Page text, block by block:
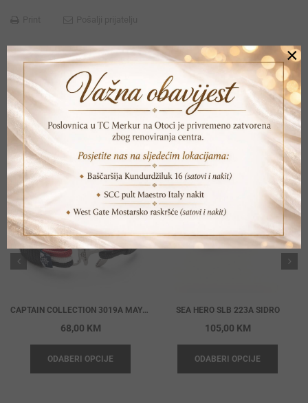
POVEZANI PROIZVODI
CAPTAIN COLLECTION 3019A MAYNARD SIDRO
68,00 KM
ODABERI OPCIJE
SEA HERO SLB 223A SIDRO
105,00 KM
ODABERI OPCIJE
×